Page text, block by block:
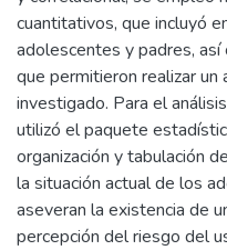
cuantitativos, que incluyó
adolescentes y padres,
que permitieron realizar un
investigado. Para el
utilizó el paquete
organización y tabulación
la situación actual de los
aseveran la existencia de
percepción del riesgo del